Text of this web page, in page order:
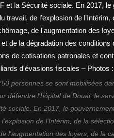
personnes se sont mobilisées
défendre l'hôpital de Douai, le
sociale. En 2017, le
de l'Intérim, de la
l'augmentation des loyers, de la